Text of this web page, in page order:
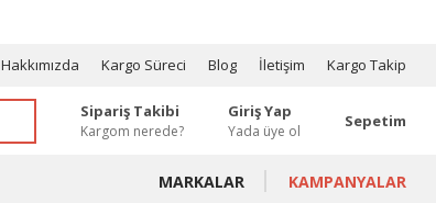
Hakkımızda Kargo Süreci Blog İletişim Kargo Takip
Sipariş Takibi
Kargom nerede?
Giriş Yap
Yada üye ol
Sepetim
MARKALAR KAMPANYALAR